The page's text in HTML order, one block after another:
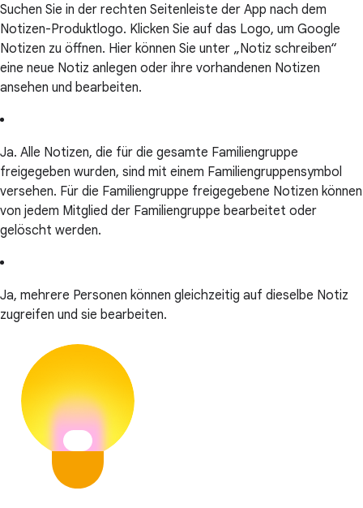
Suchen Sie in der rechten Seitenleiste der App nach dem
Notizen-Produktlogo. Klicken Sie auf das Logo, um Google
Notizen zu öffnen. Hier können Sie unter „Notiz schreiben“
eine neue Notiz anlegen oder ihre vorhandenen Notizen
ansehen und bearbeiten.
Ja. Alle Notizen, die für die gesamte Familiengruppe
freigegeben wurden, sind mit einem Familiengruppensymbol
versehen. Für die Familiengruppe freigegebene Notizen können
von jedem Mitglied der Familiengruppe bearbeitet oder
gelöscht werden.
Ja, mehrere Personen können gleichzeitig auf dieselbe Notiz
zugreifen und sie bearbeiten.